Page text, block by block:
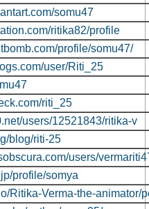
somu47
ritika82/profile
profile/somu47/
user/Riti_25
riti_25
users/12521843/ritika-v
blog/riti-25
users/
profile/somya
Ritika-Verma-the-animator/